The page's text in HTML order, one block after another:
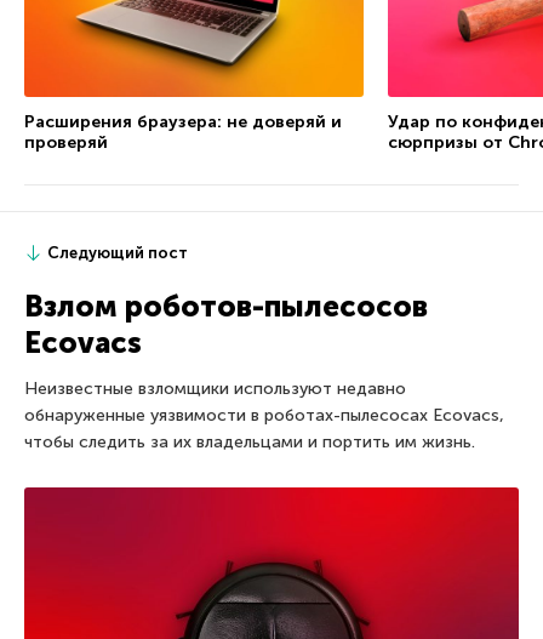
Расширения браузера: не доверяй и
проверяй
Удар по
сюрпризы от
Следующий пост
Взлом роботов-пылесосов
Ecovacs
Неизвестные взломщики используют недавно
обнаруженные уязвимости в роботах-пылесосах Ecovacs,
чтобы следить за их владельцами и портить им жизнь.